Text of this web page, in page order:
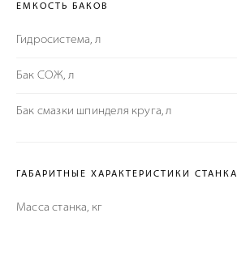
ЕМКОСТЬ БАКОВ
Гидросистема, л
Бак СОЖ, л
Бак смазки шпинделя круга, л
ГАБАРИТНЫЕ ХАРАКТЕРИСТИКИ СТАНКА
Масса станка, кг